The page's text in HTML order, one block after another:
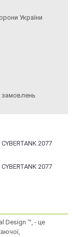
України
замовлень
Design ™, - це